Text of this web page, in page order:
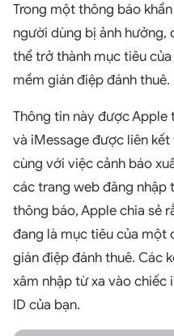
Trong một thông báo
người dùng bị ảnh hưởng,
thể trở thành mục tiêu
mềm gián điệp đánh thuê.
Thông tin này được
và iMessage được liên
cùng với việc cảnh báo
các trang web đăng nhập
thông báo, Apple chia sẻ
đang là mục tiêu của một
gián điệp đánh thuê. Các
xâm nhập từ xa vào chiếc
ID của bạn.